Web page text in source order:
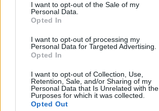
I want to opt-out of the Sale of my
Personal Data.
Opted In
I want to opt-out of processing my
Personal Data for Targeted Advertising.
Opted In
I want to opt-out of Collection, Use,
Retention, Sale, and/or Sharing of my
Personal Data that Is Unrelated with the
Purposes for which it was collected.
Opted Out